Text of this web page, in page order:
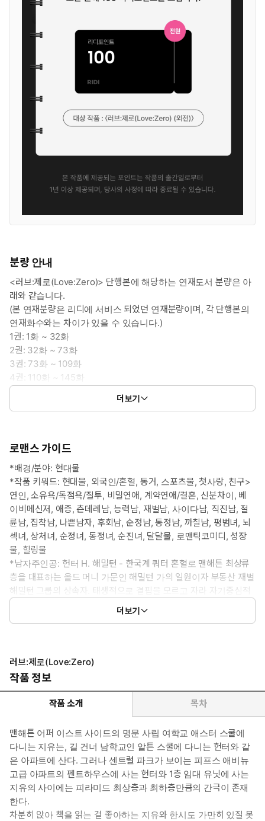
분량 안내
<러브:제로(Love:Zero)> 단행본에 해당하는 연재도서 분량은 아
래와 같습니다.
(본 연재분량은 리디에 서비스 되었던 연재분량이며, 각 단행본의
연재화수와는 차이가 있을 수 있습니다.)
1권: 1화 ~ 32화
2권: 32화 ~ 73화
3권: 73화 ~ 109화
4권: 110화 ~ 145화
(외전): (외전) 1화 ~ 23화
더보기
로맨스 가이드
*배경/분야: 현대물
*작품 키워드: 현대물, 외국인/혼혈, 동거, 스포츠물, 첫사랑, 친구>
연인, 소유욕/독점욕/질투, 비밀연애, 계약연애/결혼, 신분차이, 베
이비메신저, 애증, 츤데레남, 능력남, 재벌남, 사이다남, 직진남, 절
륜남, 집착남, 나쁜남자, 후회남, 순정남, 동정남, 까칠남, 평범녀, 뇌
섹녀, 상처녀, 순정녀, 동정녀, 순진녀, 달달물, 로맨틱코미디, 성장
물, 힐링물
*남자주인공: 헌터 H. 해밀턴 - 한국계 쿼터 혼혈로 맨해튼 최상류
층을 대표하는 올드 머니 가문인 해밀턴 가의 일원이자 부동산 재벌
해밀턴 그룹의 상속자. 태생적으로 결핍을 모르고 자라 자기중심적
이고 오만하며, 주목받는 데 익숙한 성격이다. 어린 시절부터 테니
스에 뛰어난 재능을 보였다. 과거의 경험으로 인해 지유를 우승 징
주지 않는 보조개를 만개하며 다른 사람을 향해 웃는 모습을 볼 때
면, 그 작은 세상을 통째로 부숴버리고 싶은 충동에 휩싸인다.
*여자주인공: 올리비아 지유 파커 - 미국인 아버지와 한국인 어머니
사이에서 태어난 혼혈. 야망 있는 엄마가 무리를 해서 사립학교에
보냈다. 평소에는 도도하고 새침해 보이지만, 웃을 때 보조개가 예
쁘게 들어가면서 전혀 다른 인상을 준다. 여리고 내성적이며 수줍음
을 많이 타는 성격으로, 현실이 버겁게 느껴질 땐 책 속으로 파고들
곤 한다. 헌터와는 같은 아파트에 살면서 함께 자란다. 하루아침에
나락으로 떨어진 뒤 생존을 위해 헌터의 징크스를 이용한다.
*이럴 때 보세요: 알콩달콩한 사랑이야기에 푹 빠지고 싶을 때
*공감 글귀:
지유 파커, 너 방금 십만 달러에 나한테 널 팔았어.
더보기
러브:제로(Love:Zero)
작품 정보
작품 소개 목차
맨해튼 어퍼 이스트 사이드의 명문 사립 여학교 애스터 스쿨에
다니는 지유는, 길 건너 남학교인 알튼 스쿨에 다니는 헌터와 같
은 아파트에 산다. 그러나 센트럴 파크가 보이는 피프스 애비뉴
고급 아파트의 펜트하우스에 사는 헌터와 1층 임대 유닛에 사는
지유의 사이에는 피라미드 최상층과 최하층만큼의 간극이 존재
한다.
차분히 앉아 책을 읽는 걸 좋아하는 지유와 한시도 가만히 있질 못